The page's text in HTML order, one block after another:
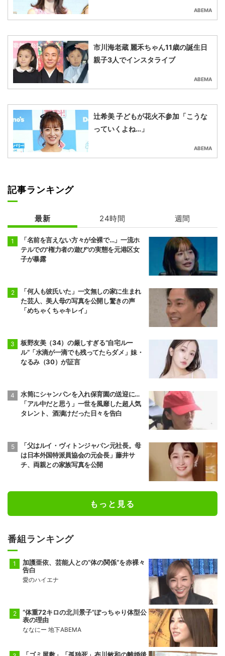
ABEMA
市川海老蔵 麗禾ちゃん11歳の誕生日
親子3人でインスタライブ
ABEMA
辻希美 子どもが花火不参加「こうな
っていくよね…」
ABEMA
記事ランキング
最新 24時間 週間
「名前を言えない方々が全裸で…」一流ホ
テルでの"権力者の遊び"の実態を元港区女
子が暴露
「何人も彼氏いた」一文無しの家に生まれ
た芸人、美人母の写真を公開し驚きの声
「めちゃくちゃキレイ」
板野友美（34）の厳しすぎる“自宅ルー
ル”「水滴が一滴でも残ってたらダメ」妹・
なるみ（30）が証言
水筒にシャンパンを入れ保育園の送迎に…
「アル中だと思う」一世を風靡した超人気
タレント、酒漬けだった日々を告白
「父はルイ・ヴィトンジャパン元社長。母
は日本外国特派員協会の元会長」藤井サ
チ、両親との家族写真を公開
もっと見る
番組ランキング
加護亜依、芸能人との“体の関係”を赤裸々
告白
愛のハイエナ
“体重72キロの北川景子”ぽっちゃり体型公
表の理由
ななにー 地下ABEMA